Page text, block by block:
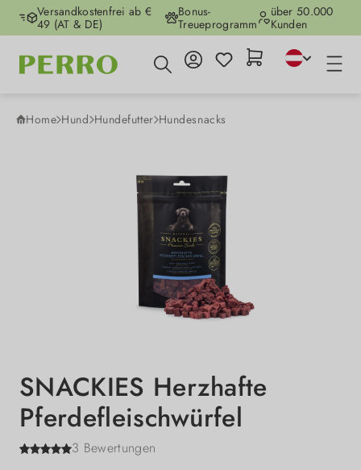
Zum Hauptinhalt springen
Versandkostenfrei ab €
49 (AT & DE)
Bonus-
Treueprogramm
über 50.000
Kunden
Home Hund Hundefutter Hundesnacks
SNACKIES Herzhafte
Pferdefleischwürfel
3 Bewertungen